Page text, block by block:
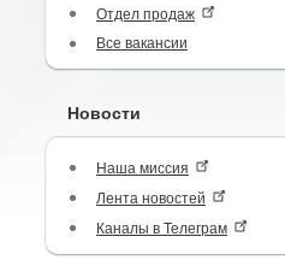
Отдел продаж
Все вакансии
Новости
Наша миссия
Лента новостей
Каналы в Телеграм